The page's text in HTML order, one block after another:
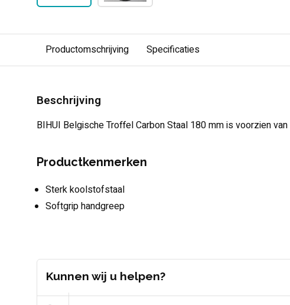
Productomschrijving Specificaties
Beschrijving
BIHUI Belgische Troffel Carbon Staal 180 mm is voorzien
Productkenmerken
Sterk koolstofstaal
Softgrip handgreep
Kunnen wij u helpen?